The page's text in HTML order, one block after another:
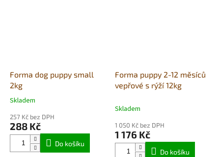
Forma dog puppy small
2kg
Průměrné
produktu
je
Skladem
257 Kč bez DPH
288 Kč
Do košíku
Forma puppy 2-12 měsíců
vepřové s rýží 12kg
Skladem
1 050 Kč bez DPH
1 176 Kč
Do košíku